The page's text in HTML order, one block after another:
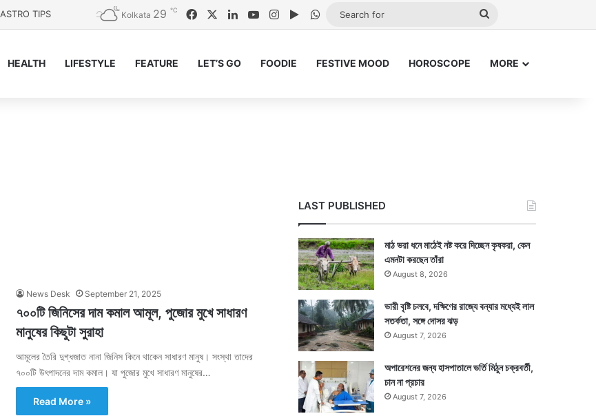
ASTRO TIPS Kolkata 29 ℃ FacebookLinkedInYouTubeInstagramGoogle Play
WhatsApp
Search
HEALTH LIFESTYLE FEATURE LET’S GO FOODIE FESTIVE MOOD HOROSCOPE MORE
News Desk September 21, 2025
৭০০টি জিনিসের দাম কমাল আমূল, পুজোর মুখে সাধারণ
মানুষের কিছুটা সুরাহা
আমূলের তৈরি দুগ্ধজাত নানা জিনিস কিনে থাকেন সাধারণ মানুষ। সংস্থা তাদের
৭০০টি উৎপাদনের দাম কমাল। যা পুজোর মুখে সাধারণ মানুষের…
Read More »
LAST PUBLISHED
মাঠ ভরা ধনে মাঠেই নষ্ট করে দিচ্ছেন কৃষকরা, কেন
এমনটা করছেন তাঁরা
August 8, 2026
ভারী বৃষ্টি চলবে, দক্ষিণের রাজ্যে বন্যার মধ্যেই লাল
সতর্কতা, সঙ্গে দোসর ঝড়
August 7, 2026
অপারেশনের জন্য হাসপাতালে ভর্তি মিঠুন চক্রবর্তী,
চান না প্রচার
August 7, 2026